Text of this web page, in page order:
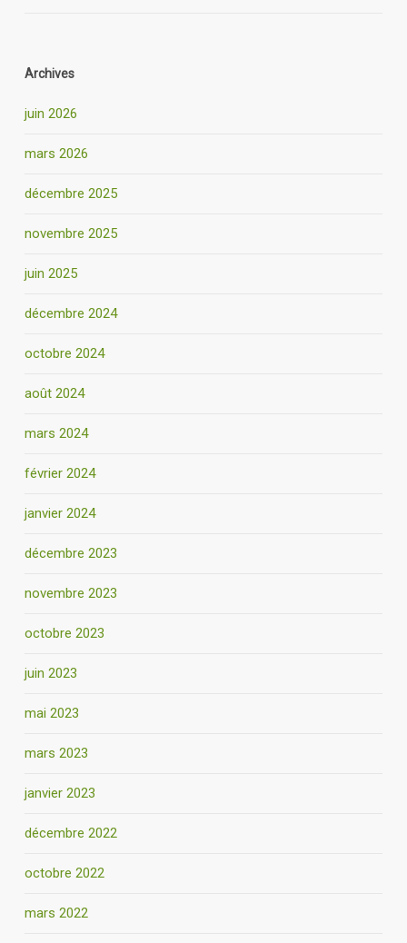
Archives
juin 2026
mars 2026
décembre 2025
novembre 2025
juin 2025
décembre 2024
octobre 2024
août 2024
mars 2024
février 2024
janvier 2024
décembre 2023
novembre 2023
octobre 2023
juin 2023
mai 2023
mars 2023
janvier 2023
décembre 2022
octobre 2022
mars 2022